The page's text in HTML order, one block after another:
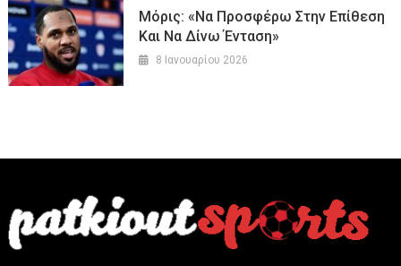
Μόρις: «Να Προσφέρω Στην Επίθεση
Και Να Δίνω Ένταση»
8 Ιανουαρίου 2026